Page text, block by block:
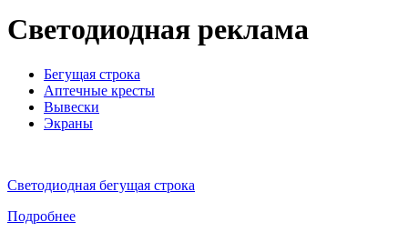
Светодиодная реклама
Бегущая строка
Аптечные кресты
Вывески
Экраны
Светодиодная бегущая строка
Подробнее